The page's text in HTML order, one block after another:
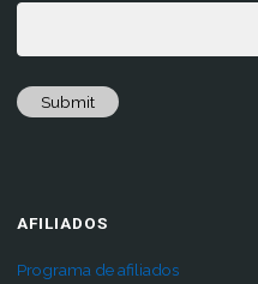
Submit
AFILIADOS
Programa de afiliados